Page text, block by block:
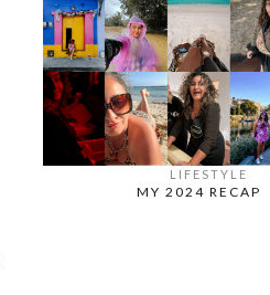
LIFESTYLE
MY 2024 RECAP